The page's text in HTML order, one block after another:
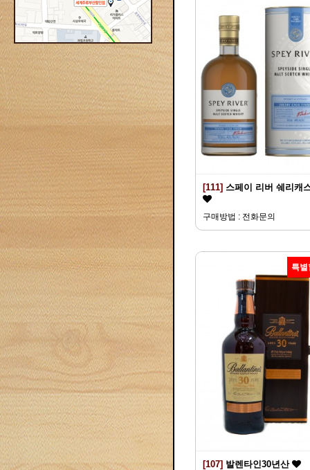
[111] 스페이 리버 쉐리캐
구매방법 : 전화문의
특별
[107] 발렌타인30년산